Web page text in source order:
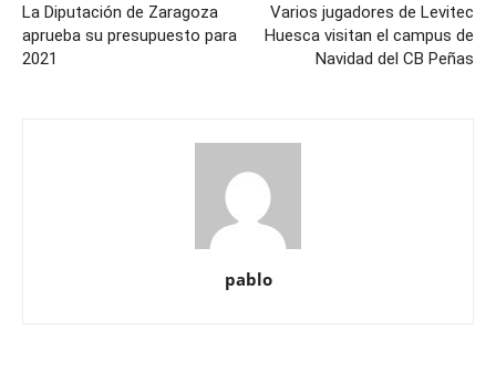
La Diputación de Zaragoza
aprueba su presupuesto para
2021
Varios jugadores de Levitec
Huesca visitan el campus de
Navidad del CB Peñas
pablo